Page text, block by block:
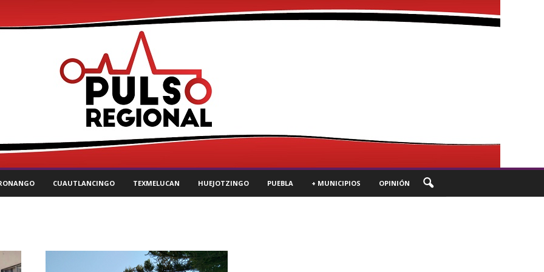
CUAUTLANCINGO TEXMELUCAN HUEJOTZINGO PUEBLA + MUNICIPIOS OPINIÓN